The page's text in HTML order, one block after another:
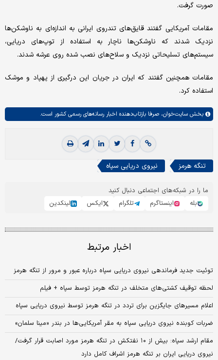
صورت گرفت.
مقامات آمریکایی گفتند قایق‌های تندروی ایرانی به اندازه‌ای به ناوشکن‌ها
نزدیک شدند که ناوشکن‌ها ناچار به استفاده از توپ‌های دریایی،
سیستم‌های تسلیحاتی نزدیک و سلاح‌های نصب شده روی عرشه شدند.
مقامات همچنین گفتند که ایران در جریان این درگیری از پهپاد و موشک
استفاده کرد.
بخش سایت‌خوان، صرفا بازتاب‌دهنده اخبار رسانه‌های رسمی کشور است.
تنگه هرمز نیروی دریایی سپاه
ما را در شبکه‌های اجتماعی دنبال کنید
بله
اینستاگرم تلگرام ایکس لینکدین
اخبار مرتبط
توئیت جدید فرماندهی نیروی دریایی سپاه درباره عبور و مرور از تنگه هرمز
لحظه توقیف کشتی‌های متخلف در تنگه هرمز توسط سپاه + فیلم
اعلام مسیرهای جایگزین برای تردد در تنگه هرمز توسط نیروی دریایی سپاه
ضربات کوبنده نیروی دریایی سپاه به مقر آمریکایی‌ها در بندر «مینا سلمان»
مقام ارشد سپاه: بیش از ۱۰ نفتکش در تنگه هرمز مورد اصابت قرار گرفت/
نیروی دریایی ایران بر تنگه هرمز اشراف کامل دارد